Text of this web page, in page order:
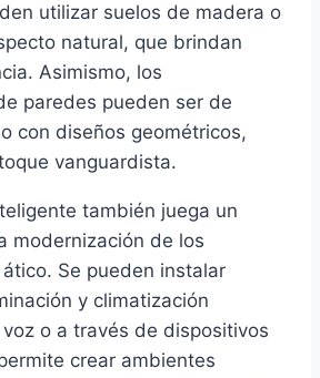
utilizar suelos de madera o
natural, que brindan
Asimismo, los
paredes pueden ser de
con diseños geométricos,
vanguardista.
también juega un
modernización de los
Se pueden instalar
y climatización
o a través de dispositivos
crear ambientes